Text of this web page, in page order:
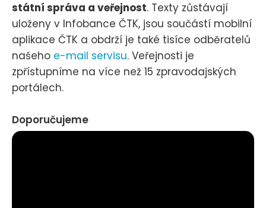
státní správa a veřejnost. Texty zůstávají
uloženy v Infobance ČTK, jsou součástí mobilní
aplikace ČTK a obdrží je také tisíce odběratelů
našeho e-mail servisu. Veřejnosti je
zpřístupníme na více než 15 zpravodajských
portálech.
Doporučujeme